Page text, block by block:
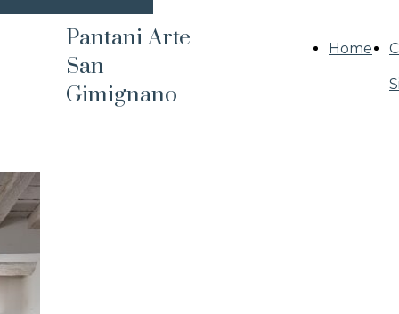
Home
Pantani Arte
San
Gimignano